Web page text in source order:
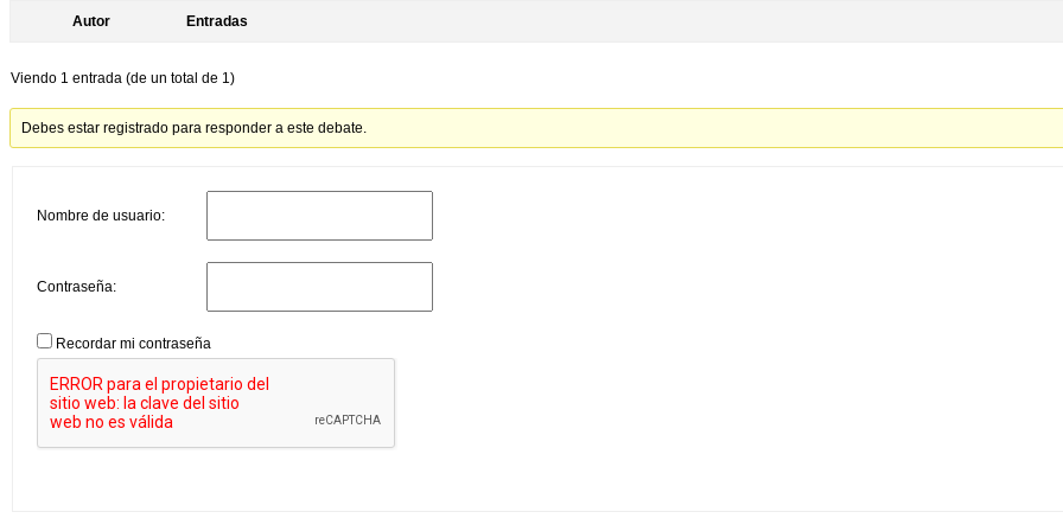
Autor Entradas
Viendo 1 entrada (de un total de 1)
Debes estar registrado para responder a este debate.
Nombre de usuario:
Contraseña:
Recordar mi contraseña